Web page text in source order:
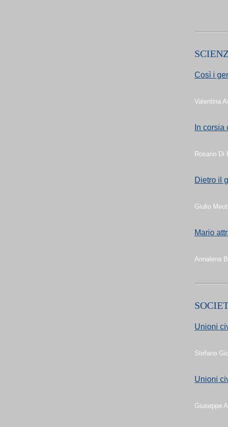
Così i
Valentina
In
Rosario Di
Dietro il
Giulio
Mario
Annalena
Unioni
Stefano
Unioni
Giuseppe